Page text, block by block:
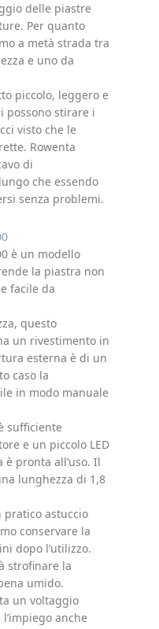
delle piastre
Per quanto
a metà strada tra
e uno da
piccolo, leggero e
possono stirare i
visto che le
Rowenta
di
che essendo
senza problemi.
è un modello
la piastra non
facile da
questo
un rivestimento in
esterna è di un
caso la
in modo manuale
sufficiente
e un piccolo LED
pronta all’uso. Il
lunghezza di 1,8
pratico astuccio
conservare la
dopo l’utilizzo.
strofinare la
umido.
un voltaggio
anche